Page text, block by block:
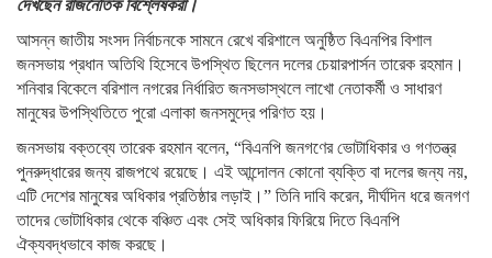
দেখছেন রাজনৈতিক বিশ্লেষকরা।
আসন্ন জাতীয় সংসদ নির্বাচনকে সামনে রেখে বরিশালে অনুষ্ঠিত বিএনপির বিশাল
জনসভায় প্রধান অতিথি হিসেবে উপস্থিত ছিলেন দলের চেয়ারপার্সন তারেক রহমান।
শনিবার বিকেলে বরিশাল নগরের নির্ধারিত জনসভাস্থলে লাখো নেতাকর্মী ও সাধারণ
মানুষের উপস্থিতিতে পুরো এলাকা জনসমুদ্রে পরিণত হয়।
জনসভায় বক্তব্যে তারেক রহমান বলেন, “বিএনপি জনগণের ভোটাধিকার ও গণতন্ত্র
পুনরুদ্ধারের জন্য রাজপথে রয়েছে। এই আন্দোলন কোনো ব্যক্তি বা দলের জন্য নয়,
এটি দেশের মানুষের অধিকার প্রতিষ্ঠার লড়াই।” তিনি দাবি করেন, দীর্ঘদিন ধরে জনগণ
তাদের ভোটাধিকার থেকে বঞ্চিত এবং সেই অধিকার ফিরিয়ে দিতে বিএনপি
ঐক্যবদ্ধভাবে কাজ করছে।